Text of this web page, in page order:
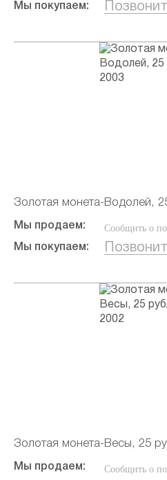
Мы покупаем:
Золотая монета-Водолей,
Мы продаем: Сообщить о
Мы покупаем:
Золотая монета-Весы, 25
Мы продаем: Сообщить о